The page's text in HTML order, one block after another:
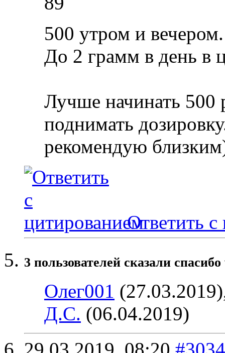
500 утром и вечером.
До 2 грамм в день в
Лучше начинать 500
поднимать
рекомендую
Ответить с
3 пользователей сказали
Олег001
Д.С. (06.04.2019)